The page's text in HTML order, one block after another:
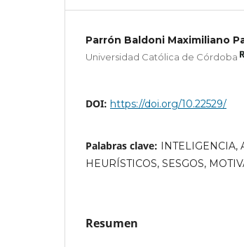
Parrón Baldoni Maximiliano
Universidad Católica de Córdoba
DOI: https://doi.org/10.22529/
Palabras clave: INTELIGENCIA,
HEURÍSTICOS, SESGOS,
Resumen